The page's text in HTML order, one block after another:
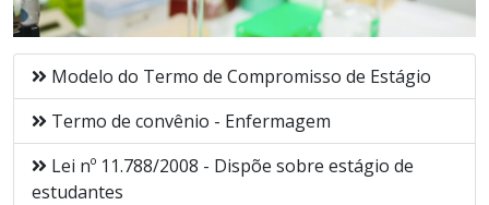
Modelo do Termo de Compromisso de Estágio
Termo de convênio - Enfermagem
Lei nº 11.788/2008 - Dispõe sobre estágio de
estudantes